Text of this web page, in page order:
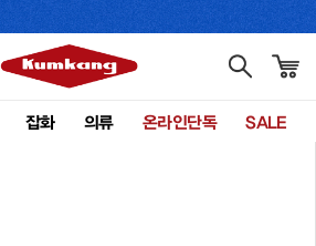
잡화 의류 온라인단독 SALE